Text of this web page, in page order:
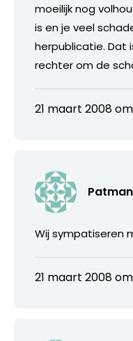
moeilijk nog
is en je veel
herpublicatie. Dat
rechter om de
21 maart 2008 om
Patman
Wij sympatiseren
21 maart 2008 om